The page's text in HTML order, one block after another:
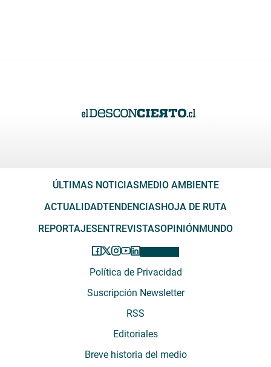
ÚLTIMAS NOTICIASMEDIO AMBIENTE
ACTUALIDADTENDENCIASHOJA DE RUTA
REPORTAJESENTREVISTASOPINIÓNMUNDO
Política de Privacidad
Suscripción Newsletter
RSS
Editoriales
Breve historia del medio